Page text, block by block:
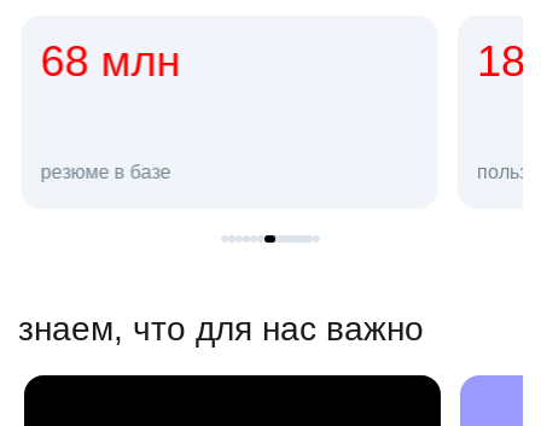
68 млн
резюме в базе
18
знаем, что для нас важно